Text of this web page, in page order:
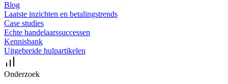
Blog
Laatste inzichten en betalingstrends
Case studies
Echte handelaarssuccessen
Kennisbank
Uitgebreide hulpartikelen
Onderzoek